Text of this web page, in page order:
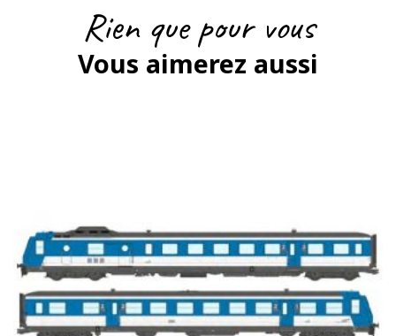
Rien que pour vous
Vous aimerez aussi